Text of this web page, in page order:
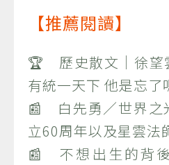
【推薦閱讀】
🏆 歷史散文｜徐望
有統一天下 他是忘了
📰 白先勇／世界之
立60周年以及星雲法
📰 不想出生的背